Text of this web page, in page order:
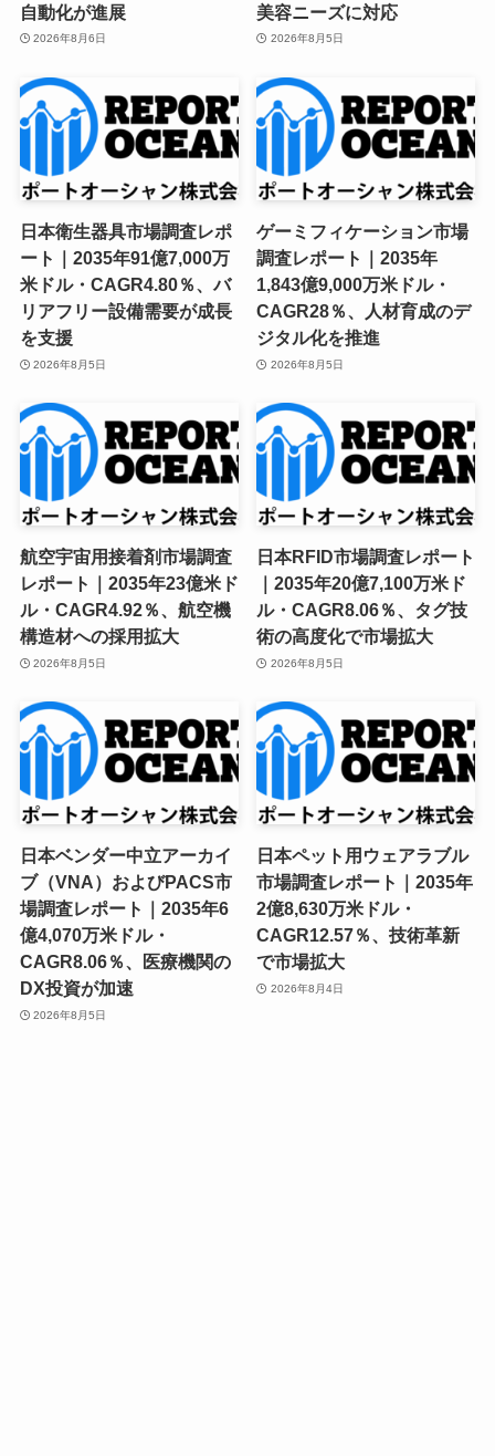
自動化が進展
2026年8月6日
美容ニーズに対応
2026年8月5日
日本衛生器具市場調査レポ
ート｜2035年91億7,000万
米ドル・CAGR4.80％、バ
リアフリー設備需要が成長
を支援
2026年8月5日
ゲーミフィケーション市場
調査レポート｜2035年
1,843億9,000万米ドル・
CAGR28％、人材育成のデ
ジタル化を推進
2026年8月5日
航空宇宙用接着剤市場調査
レポート｜2035年23億米ド
ル・CAGR4.92％、航空機
構造材への採用拡大
2026年8月5日
日本RFID市場調査レポート
｜2035年20億7,100万米ド
ル・CAGR8.06％、タグ技
術の高度化で市場拡大
2026年8月5日
日本ベンダー中立アーカイ
ブ（VNA）およびPACS市
場調査レポート｜2035年6
億4,070万米ドル・
CAGR8.06％、医療機関の
DX投資が加速
2026年8月5日
日本ペット用ウェアラブル
市場調査レポート｜2035年
2億8,630万米ドル・
CAGR12.57％、技術革新
で市場拡大
2026年8月4日